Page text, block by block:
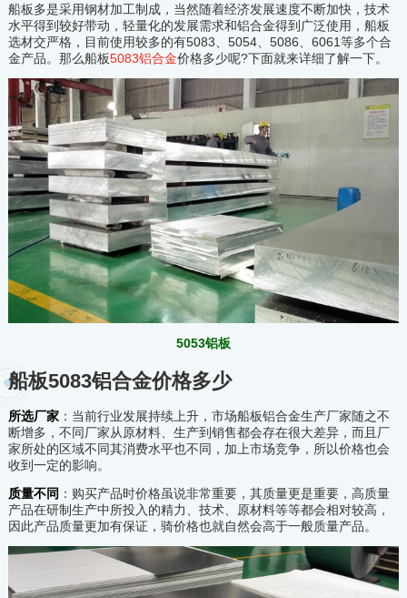
船板多是采用钢材加工制成，当然随着经济发展速度不断加快，技术
水平得到较好带动，轻量化的发展需求和铝合金得到广泛使用，船板
选材交严格，目前使用较多的有5083、5054、5086、6061等多个合
金产品。那么船板5083铝合金价格多少呢?下面就来详细了解一下。
5053铝板
船板5083铝合金价格多少
所选厂家：当前行业发展持续上升，市场船板铝合金生产厂家随之不
断增多，不同厂家从原材料、生产到销售都会存在很大差异，而且厂
家所处的区域不同其消费水平也不同，加上市场竞争，所以价格也会
收到一定的影响。
质量不同 ：购买产品时价格虽说非常重要，其质量更是重要，高质量
产品在研制生产中所投入的精力、技术、原材料等等都会相对较高，
因此产品质量更加有保证，骑价格也就自然会高于一般质量产品。